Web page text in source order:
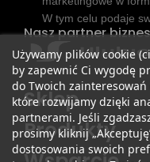
Sklep
Produkty
Używamy plików cookie
by zapewnić Ci wygodę
do Twoich
które rozwijamy dzięki
partnerami. Jeśli
prosimy kliknij
dostosowania swoich
W tym celu podaje
Nasz partner